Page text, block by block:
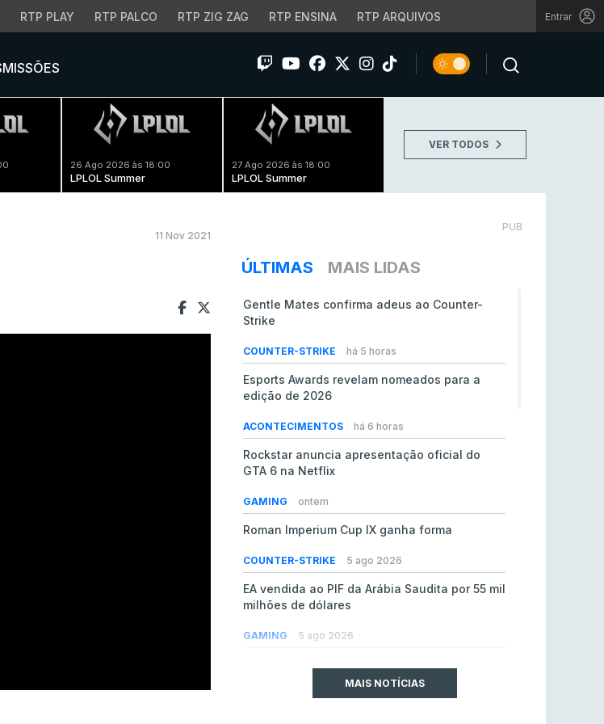
RTP PLAY RTP PALCO RTP ZIG ZAG RTP ENSINA RTP ARQUIVOS Entrar
26 Ago 2026 às 18:00
LPLOL Summer
27 Ago 2026 às 18:00
LPLOL Summer
VER TODOS
11 Nov 2021
PUB
ÚLTIMAS MAIS LIDAS
Gentle Mates confirma adeus ao Counter-
Strike
COUNTER-STRIKE há 5 horas
Esports Awards revelam nomeados para a
edição de 2026
ACONTECIMENTOS há 6 horas
Rockstar anuncia apresentação oficial do
GTA 6 na Netflix
GAMING ontem
Roman Imperium Cup IX ganha forma
COUNTER-STRIKE 5 ago 2026
EA vendida ao PIF da Arábia Saudita por 55 mil
milhões de dólares
GAMING 5 ago 2026
MAIS NOTÍCIAS